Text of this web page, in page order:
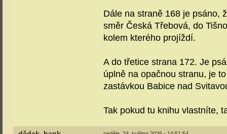
Dále na straně 168 je psáno,
směr Česká Třebová, do
kolem kterého projíždí.
A do třetice strana 172. Je
úplně na opačnou stranu, je
zastávkou Babice nad
Tak pokud tu knihu vlastníte,